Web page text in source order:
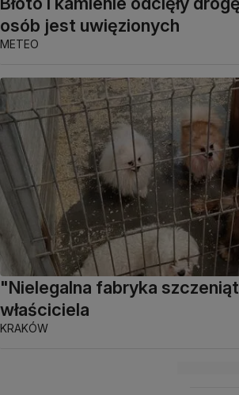
osób jest uwięzionych
METEO
"Nielegalna fabryka
właściciela
KRAKÓW